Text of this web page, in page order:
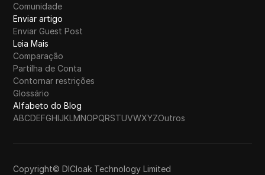
Comunidade
Enviar artigo
Enviar Guest Post
Leia Mais
Comparação
Partilha de Conta
Contornar restrições
Glossário
Alfabeto do Blog
ABCDEFGHIJKLMNOPQRSTUVWXYZOutros
Copyright© DICloak Technology Limited